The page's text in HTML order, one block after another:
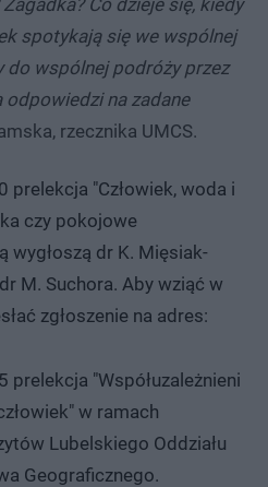
spotykają się we wspólnej
do wspólnej podróży przez
odpowiedzi na zadane
rzecznika UMCS.
prelekcja "Człowiek, woda i
czy pokojowe
wygłoszą dr K. Mięsiak-
M. Suchora. Aby wziąć w
zgłoszenie na adres:
prelekcja "Współuzależnieni
w ramach
Lubelskiego Oddziału
Geograficznego.